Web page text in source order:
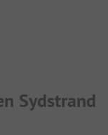
Sydstrand